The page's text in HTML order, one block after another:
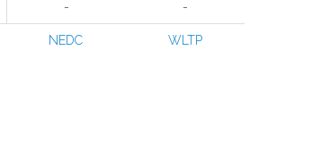
- -
NEDC WLTP